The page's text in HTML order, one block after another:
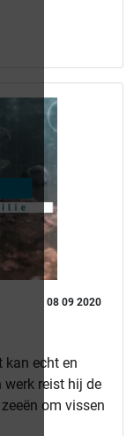
08 09 2020
kan echt en
werk reist hij de
om vissen